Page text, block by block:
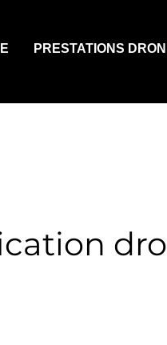
PRESTATIONS